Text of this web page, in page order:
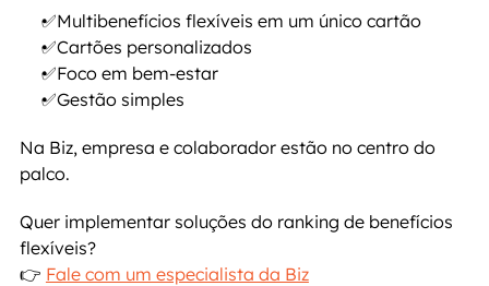
✅Multibenefícios flexíveis em um único cartão
✅Cartões personalizados
✅Foco em bem-estar
✅Gestão simples
Na Biz, empresa e colaborador estão no centro do
palco.
Quer implementar soluções do ranking de benefícios
flexíveis?
👉 Fale com um especialista da Biz